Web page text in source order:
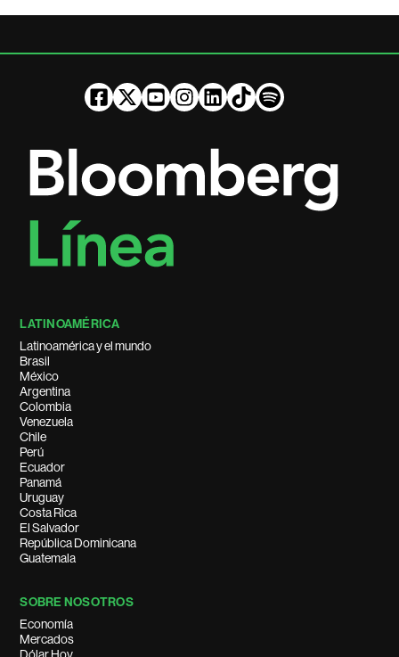
LATINOAMÉRICA
Latinoamérica y el mundo
Brasil
México
Argentina
Colombia
Venezuela
Chile
Perú
Ecuador
Panamá
Uruguay
Costa Rica
El Salvador
República Dominicana
Guatemala
SOBRE NOSOTROS
Economía
Mercados